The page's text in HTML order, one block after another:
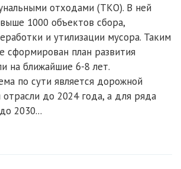
отходами (ТКО). В ней
1000 объектов сбора,
и утилизации мусора. Таким
сформирован план развития
на ближайшие 6-8 лет.
по сути является дорожной
отрасли до 2024 года, а для ряда
2030...